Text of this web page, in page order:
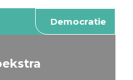
Democratie